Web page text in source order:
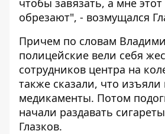
чтобы завязать, а мне этот
обрезают", - возмущался
Причем по словам
полицейские вели себя
сотрудников центра на
также сказали, что изъяли
медикаменты. Потом
начали раздавать
Глазков.